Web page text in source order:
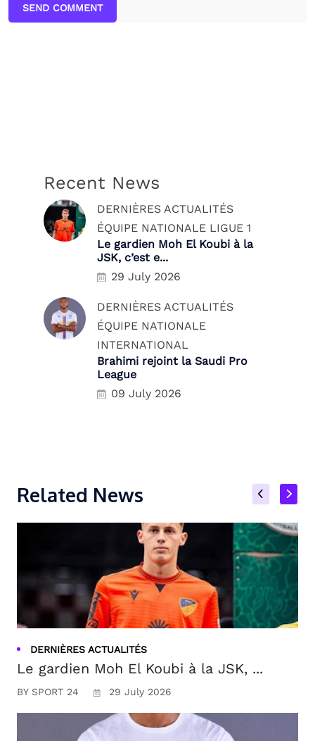
SEND COMMENT
Recent News
DERNIÈRES ACTUALITÉS
ÉQUIPE NATIONALE LIGUE 1
Le gardien Moh El Koubi à la
JSK, c’est e...
29 July 2026
DERNIÈRES ACTUALITÉS
ÉQUIPE NATIONALE
INTERNATIONAL
Brahimi rejoint la Saudi Pro
League
09 July 2026
Related News
DERNIÈRES ACTUALITÉS
Le gardien Moh El Koubi à la JSK, ...
BY SPORT 24 29 July 2026